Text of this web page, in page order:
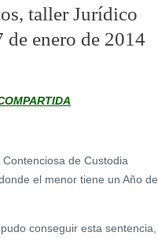
taller Jurídico
de enero de 2014
de Custodia
el menor tiene un Año de
conseguir esta sentencia,